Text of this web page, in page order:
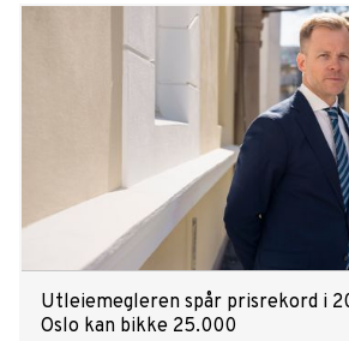
Utleiemegleren spår prisrekord i
Oslo kan bikke 25.000